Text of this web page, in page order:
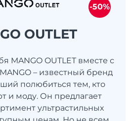
OUTLET
MANGO OUTLET вместе с
– известный бренд
полюбиться тем, кто
и моду. Он предлагает
ультрастильных
-50%